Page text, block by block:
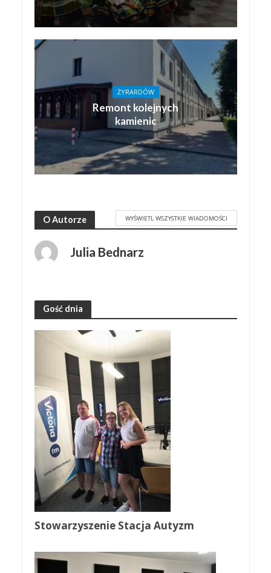
ŻYRARDÓW
Remont kolejnych
kamienic
O Autorze WYŚWIETL WSZYSTKIE WIADOMOŚCI
Julia Bednarz
Gość dnia
Stowarzyszenie Stacja Autyzm